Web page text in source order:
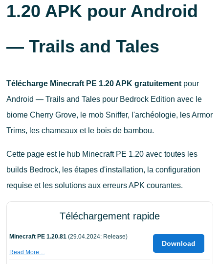
1.20 APK pour Android
— Trails and Tales
Télécharge Minecraft PE 1.20 APK gratuitementpour
Android — Trails and Tales pour Bedrock Edition avec le
biome Cherry Grove, le mob Sniffer, l'archéologie, les Armor
Trims, les chameaux et le bois de bambou.
Cette page est le hub Minecraft PE 1.20 avec toutes les
builds Bedrock, les étapes d'installation, la configuration
requise et les solutions aux erreurs APK courantes.
Téléchargement rapide
Minecraft PE 1.20.81 (29.04.2024: Release)
Read More ...
Download